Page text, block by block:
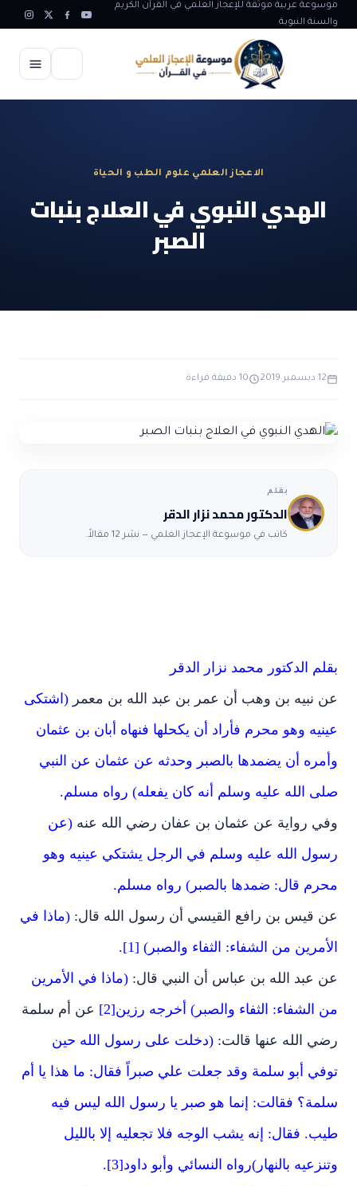
موسوعة عربية موثقة للإعجاز العلمي في القرآن الكريم
والسنة النبوية
الاعجاز الغيبي في القرآن
الاعجاز في علوم الفلك والفضاء
الاعجاز البياني و اللغوي في القرآن
الاعجاز التشريعي في القرآن
آيات الله في جسم الانسان
حول القراّن
تواصل معنا
الاعجاز العلمي علوم الطب و الحياة
الهدي النبوي في العلاج بنبات
الصبر
12 ديسمبر 2019 10 دقيقة قراءة
بقلم
الدكتور محمد نزار الدقر
كاتب في موسوعة الإعجاز العلمي — نشر 12 مقالاً.
بقلم الدكتور محمد نزار الدقر
عن نبيه بن وهب أن عمر بن عبد الله بن معمر (اشتكى
عينيه وهو محرم فأراد أن يكحلها فنهاه أبان بن عثمان
وأمره أن يضمدها بالصبر وحدثه عن عثمان عن النبي
صلى الله عليه وسلم أنه كان يفعله) رواه مسلم.
وفي رواية عن عثمان بن عفان رضي الله عنه (عن
رسول الله عليه وسلم في الرجل يشتكي عينيه وهو
محرم قال: ضمدها بالصبر) رواه مسلم.
عن قيس بن رافع القيسي أن رسول الله قال: (ماذا في
الأمرين من الشفاء: الثفاء والصبر) [1].
عن عبد الله بن عباس أن النبي قال: (ماذا في الأمرين
من الشفاء: الثفاء والصبر) أخرجه رزين[2]
عن أم سلمة
رضي الله عنها قالت: (دخلت على رسول الله حين
توفي أبو سلمة وقد جعلت علي صبراً فقال: ما هذا يا أم
سلمة؟ فقالت: إنما هو صبر يا رسول الله ليس فيه
طيب. فقال: إنه يشب الوجه فلا تجعليه إلا بالليل
وتنزعيه بالنهار)رواه النسائي وأبو داود[3].